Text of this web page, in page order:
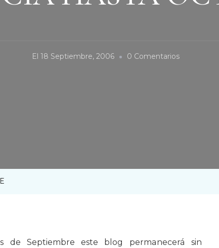
El 18 Septiembre, 2006 0 ComentariosEn
de Septiembre este blog permanecerá sin